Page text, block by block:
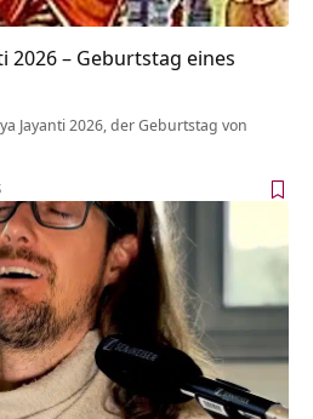
2026 – Geburtstag eines
Jayanti 2026, der Geburtstag von